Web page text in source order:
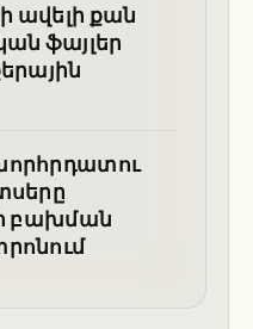
ավելի քան
ֆայլեր
բախման